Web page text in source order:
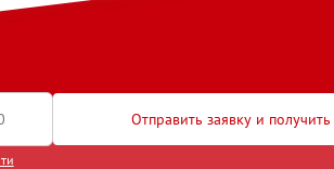
Отправить заявку и